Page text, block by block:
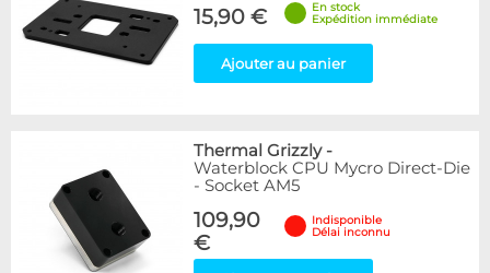
15,90 €
En stock
Expédition immédiate
Ajouter au panier
Thermal Grizzly-
Waterblock CPU Mycro Direct-Die
- Socket AM5
109,90
€
Indisponible
Délai inconnu